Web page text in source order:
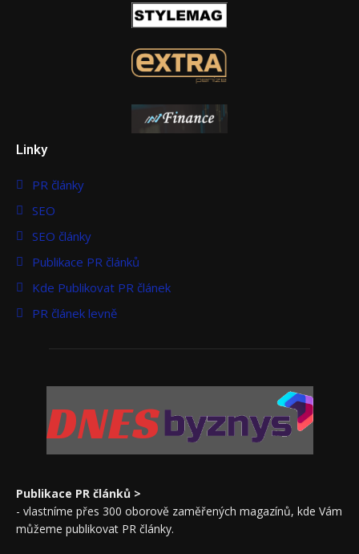
Linky
PR články
SEO
SEO články
Publikace PR článků
Kde Publikovat PR článek
PR článek levně
DNES
Publikace PR článků >
- vlastníme přes 300 oborově zaměřených magazínů, kde Vám
můžeme publikovat PR články.